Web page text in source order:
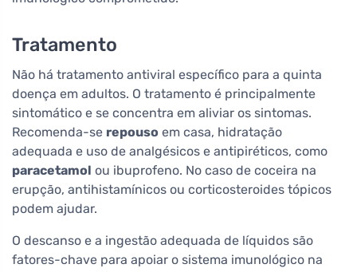
Tratamento
Não há tratamento antiviral específico para a quinta
doença em adultos. O tratamento é principalmente
sintomático e se concentra em aliviar os sintomas.
Recomenda-se repouso em casa, hidratação
adequada e uso de analgésicos e antipiréticos, como
paracetamol ou ibuprofeno. No caso de coceira na
erupção, antihistamínicos ou corticosteroides tópicos
podem ajudar.
O descanso e a ingestão adequada de líquidos são
fatores-chave para apoiar o sistema imunológico na